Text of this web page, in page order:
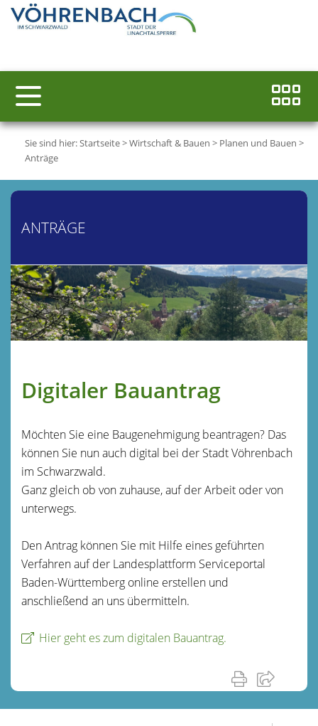
Sie sind hier:Startseite>Wirtschaft & Bauen > Planen und Bauen >
Anträge
ANTRÄGE
Digitaler Bauantrag
Möchten Sie eine Baugenehmigung beantragen? Das
können Sie nun auch digital bei der Stadt Vöhrenbach
im Schwarzwald.
Ganz gleich ob von zuhause, auf der Arbeit oder von
unterwegs.
Den Antrag können Sie mit Hilfe eines geführten
Verfahren auf der Landesplattform Serviceportal
Baden-Württemberg online erstellen und
anschließend an uns übermitteln.
Hier geht es zum digitalen Bauantrag.